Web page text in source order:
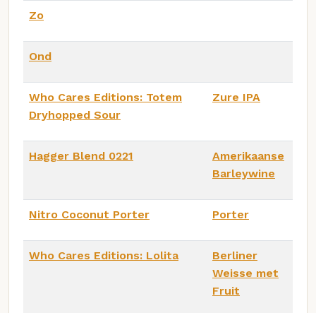
Zo
Ond
Who Cares Editions: Totem
Dryhopped Sour
Zure IPA
Hagger Blend 0221
Amerikaanse
Barleywine
Nitro Coconut Porter Porter
Who Cares Editions: Lolita
Berliner
Weisse met
Fruit